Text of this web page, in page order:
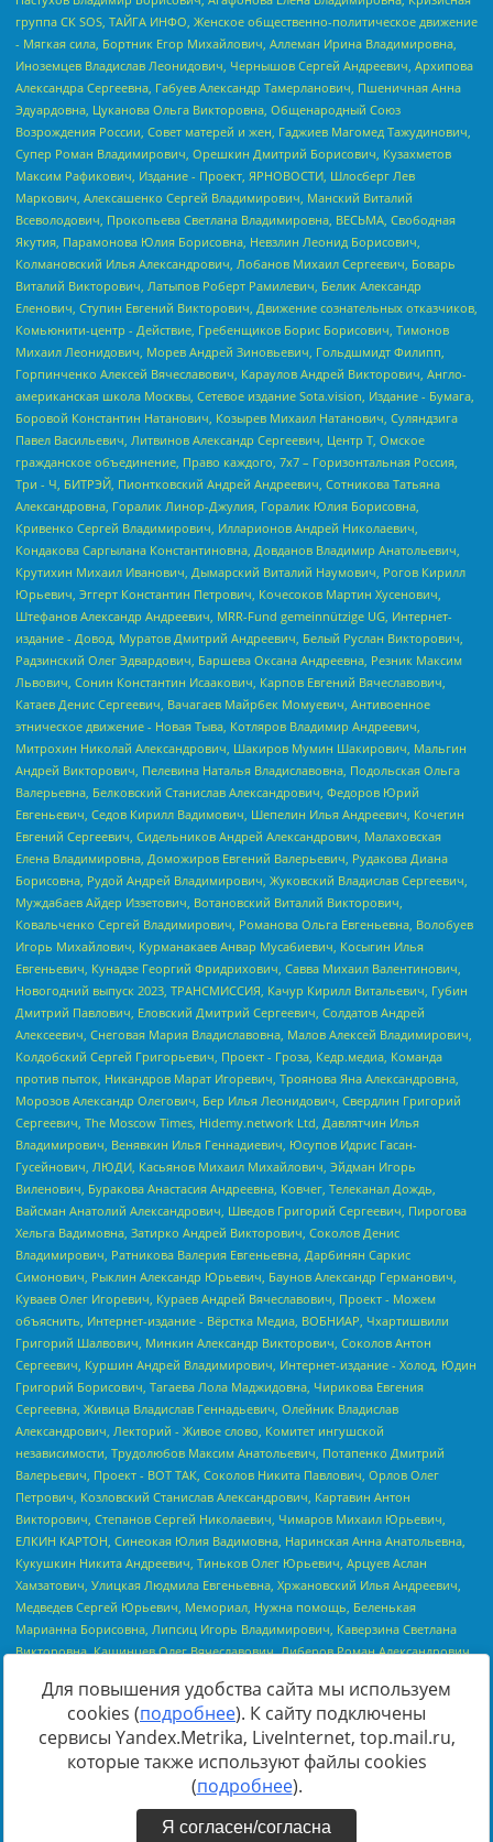
Источник:https://minjust.gov.ru/uploaded/files/reestr-
inostrannyih-agentov-22-03-2024.pdfданные на22.03.2024
Для повышения удобства сайта мы используем
cookies (подробнее). К сайту подключены
сервисы Yandex.Metrika, LiveInternet, top.mail.ru,
которые также используют файлы cookies
(подробнее).
Я согласен/согласна